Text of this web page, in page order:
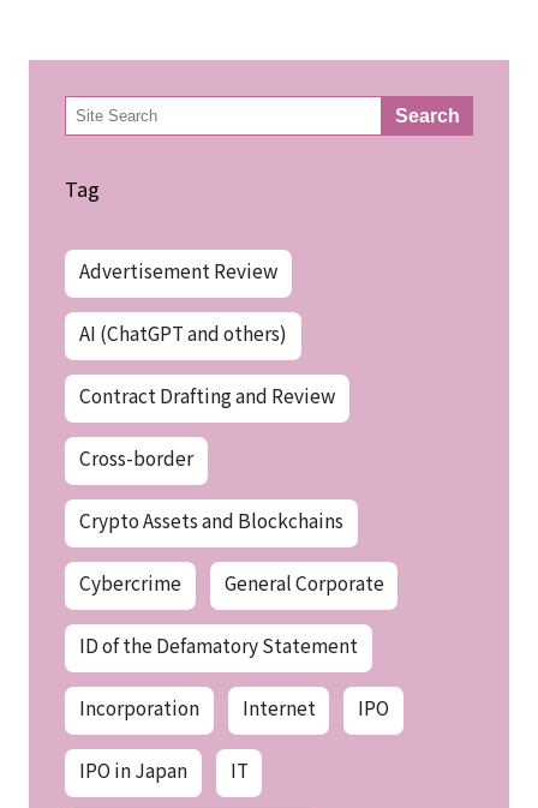
検
索 Search
Tag
Advertisement Review
AI (ChatGPT and others)
Contract Drafting and Review
Cross-border
Crypto Assets and Blockchains
Cybercrime General Corporate
ID of the Defamatory Statement
Incorporation Internet IPO
IPO in Japan IT